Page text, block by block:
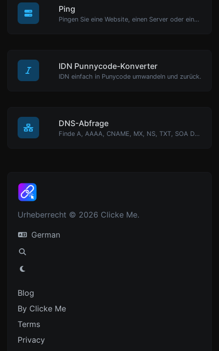
Ping
Pingen Sie eine Website, einen Server oder einen Port.
IDN Punnycode-Konverter
IDN einfach in Punycode umwandeln und zurück.
DNS-Abfrage
Finde A, AAAA, CNAME, MX, NS, TXT, SOA DNS-Einträge eines Hosts.
Urheberrecht © 2026 Clicke Me.
German
Blog
By Clicke Me
Terms
Privacy